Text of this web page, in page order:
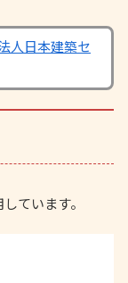
人日本建築セ
ています。